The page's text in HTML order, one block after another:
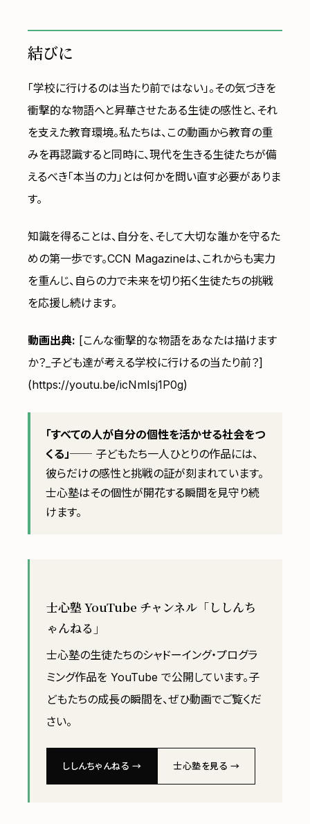
結びに
「学校に行けるのは当たり前ではない」。その気づきを
衝撃的な物語へと昇華させたある生徒の感性と、それ
を支えた教育環境。私たちは、この動画から教育の重
みを再認識すると同時に、現代を生きる生徒たちが備
えるべき「本当の力」とは何かを問い直す必要がありま
す。
知識を得ることは、自分を、そして大切な誰かを守るた
めの第一歩です。CCN Magazineは、これからも実力
を重んじ、自らの力で未来を切り拓く生徒たちの挑戦
を応援し続けます。
動画出典: [こんな衝撃的な物語をあなたは描けます
か？_子ども達が考える学校に行けるの当たり前？]
(https://youtu.be/icNmIsj1P0g)
「すべての人が自分の個性を活かせる社会をつ
くる」── 子どもたち一人ひとりの作品には、
彼らだけの感性と挑戦の証が刻まれています。
士心塾はその個性が開花する瞬間を見守り続
けます。
士心塾 YouTube チャンネル「ししんち
ゃんねる」
士心塾の生徒たちのシャドーイング・プログラ
ミング作品を YouTube で公開しています。子
どもたちの成長の瞬間を、ぜひ動画でご覧くだ
さい。
ししんちゃんねる → 士心塾を見る →